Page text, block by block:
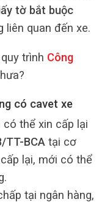
tờ bắt buộc
liên quan đến xe.
trình Công
có cavet xe
thể xin cấp lại
TT-BCA tại cơ
lại, mới có thể
tại ngân hàng,